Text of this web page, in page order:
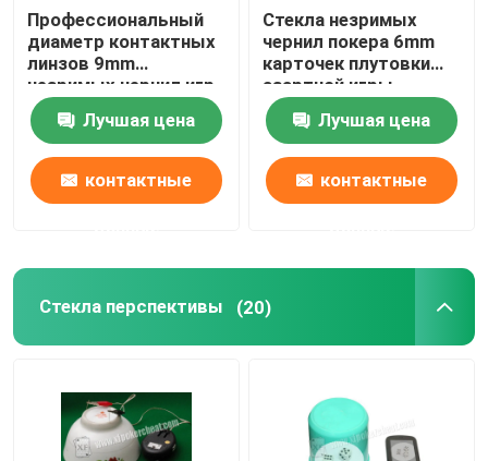
Профессиональный
диаметр контактных
линзов 9mm
незримых чернил игр
покера
Лучшая цена
контактные
Стекла незримых
чернил покера 6mm
карточек плутовки
азартной игры
маркированные UV
для глаз Брайна
Лучшая цена
контактные
Стекла перспективы (20)